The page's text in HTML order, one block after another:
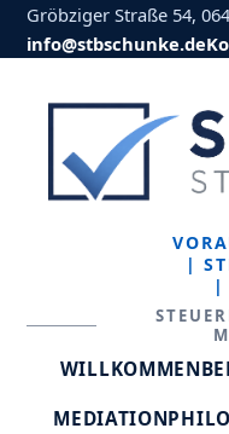
Gröbziger Straße 54,
info@stbschunke.de
|
|
WILLKOMMEN
MEDIATION